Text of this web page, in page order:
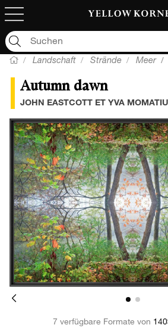
Landschaft Strände Meer
Autumn dawn
JOHN EASTCOTT ET YVA
7 verfügbare Formate von